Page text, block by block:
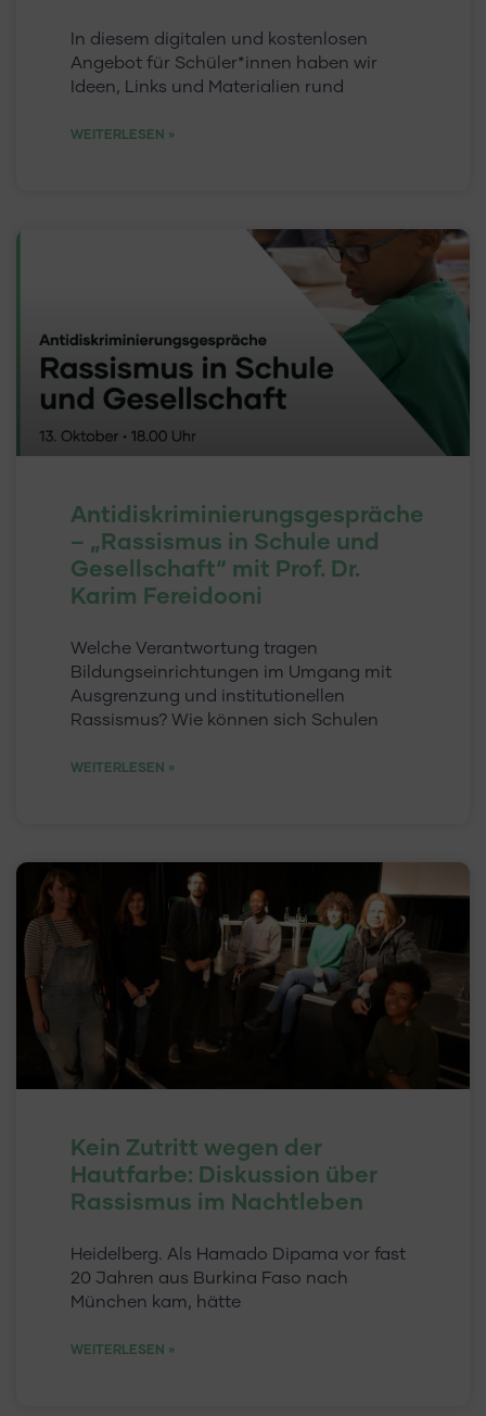
In diesem digitalen und kostenlosen
Angebot für Schüler*innen haben wir
Ideen, Links und Materialien rund
WEITERLESEN »
Antidiskriminierungsgespräche
– „Rassismus in Schule und
Gesellschaft“ mit Prof. Dr.
Karim Fereidooni
Welche Verantwortung tragen
Bildungseinrichtungen im Umgang mit
Ausgrenzung und institutionellen
Rassismus? Wie können sich Schulen
WEITERLESEN »
Kein Zutritt wegen der
Hautfarbe: Diskussion über
Rassismus im Nachtleben
Heidelberg. Als Hamado Dipama vor fast
20 Jahren aus Burkina Faso nach
München kam, hätte
WEITERLESEN »